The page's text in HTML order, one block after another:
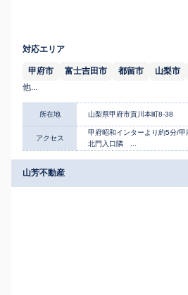
対応エリア
甲府市 富士吉田市 都留市 山梨市
他...
所在地 山梨県甲府市貢川本町8-38
アクセス
甲府昭和インターより約5分/
北門入口隣 ...
山芳不動産